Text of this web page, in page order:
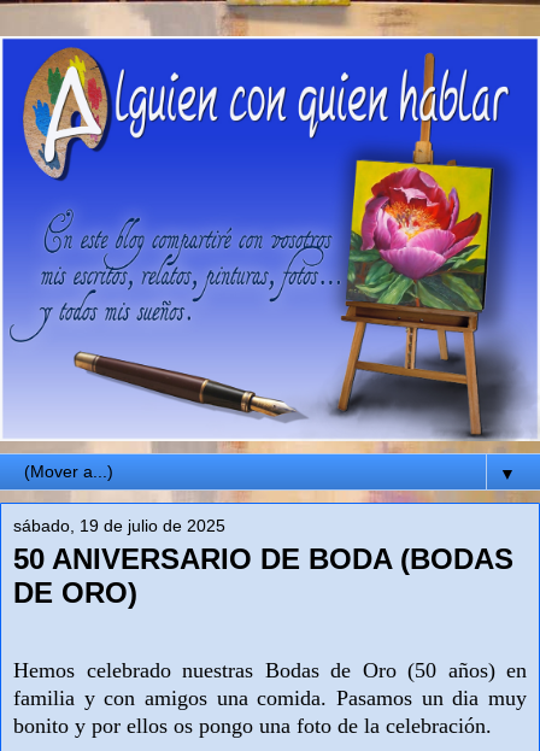
▼
sábado, 19 de julio de 2025
50 ANIVERSARIO DE BODA (BODAS
DE ORO)
Hemos celebrado nuestras Bodas de Oro (50 años) en
familia y con amigos una comida. Pasamos un dia muy
bonito y por ellos os pongo una foto de la celebración.